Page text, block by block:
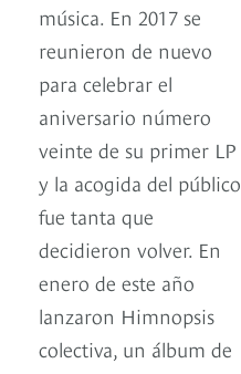
música. En 2017 se
reunieron de nuevo
para celebrar el
aniversario número
veinte de su primer LP
y la acogida del público
fue tanta que
decidieron volver. En
enero de este año
lanzaron Himnopsis
colectiva, un álbum de